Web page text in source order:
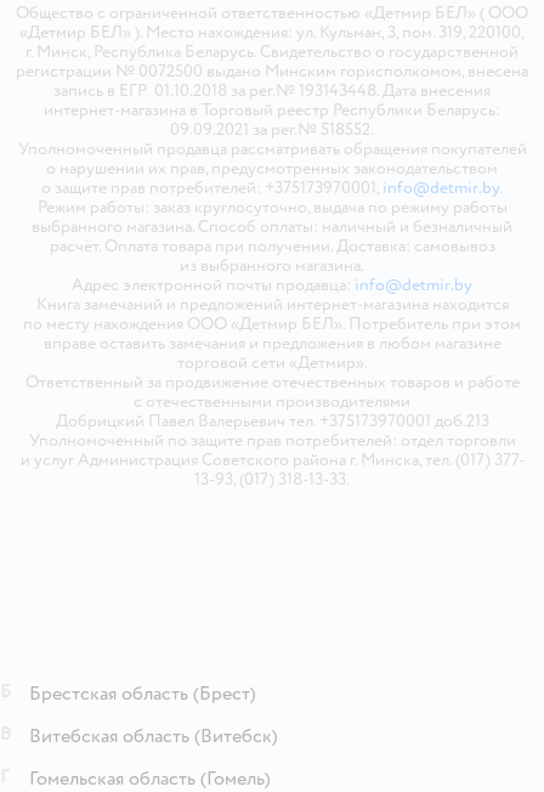
Общество с ограниченной ответственностью «Детмир БЕЛ» ( ООО
«Детмир БЕЛ» ). Место нахождения: ул. Кульман, 3, пом. 319, 220100,
г. Минск, Республика Беларусь. Свидетельство о государственной
регистрации № 0072500 выдано Минским горисполкомом, внесена
запись в ЕГР 01.10.2018 за рег.№ 193143448. Дата внесения
интернет-магазина в Торговый реестр Республики Беларусь:
09.09.2021 за рег.№ 518552.
Уполномоченный продавца рассматривать обращения покупателей
о нарушении их прав, предусмотренных законодательством
о защите прав потребителей: +375173970001, info@detmir.by.
Режим работы: заказ круглосуточно, выдача по режиму работы
выбранного магазина. Способ оплаты: наличный и безналичный
расчёт. Оплата товара при получении. Доставка: самовывоз
из выбранного магазина.
Адрес электронной почты продавца: info@detmir.by
Книга замечаний и предложений интернет-магазина находится
по месту нахождения ООО «Детмир БЕЛ». Потребитель при этом
вправе оставить замечания и предложения в любом магазине
торговой сети «Детмир».
Ответственный за продвижение отечественных товаров и работе
с отечественными производителями
Добрицкий Павел Валерьевич тел. +375173970001 доб.213
Уполномоченный по защите прав потребителей: отдел торговли
и услуг Администрация Советского района г. Минска, тел. (017) 377-
13-93, (017) 318-13-33.
Брестская область (Брест)
Витебская область (Витебск)
Гомельская область (Гомель)